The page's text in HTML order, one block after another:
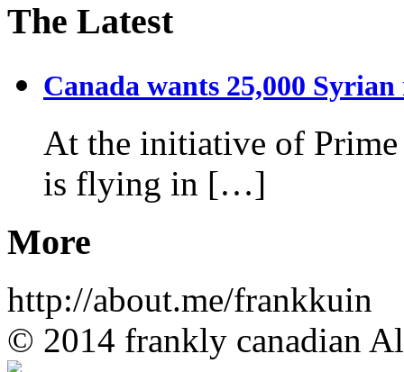
The Latest
Canada wants 25,000 Syrian
At the initiative of Prime
is flying in […]
More
http://about.me/frankkuin
© 2014 frankly canadian